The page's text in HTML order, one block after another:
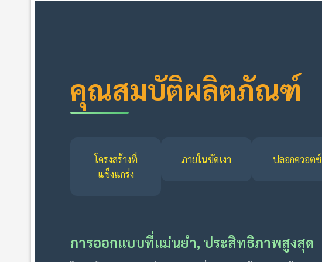
คุณสมบัติผลิตภัณฑ์
โครงสร้างที่
แข็งแกร่ง
ภายในขัดเงา ปลอกควอตซ์
การออกแบบที่แม่นยำ, ประสิทธิภาพสูงสุด